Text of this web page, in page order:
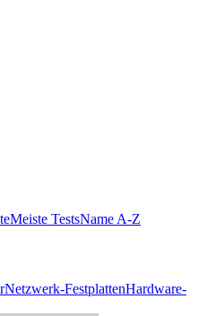
Meiste TestsName A-Z
Netzwerk-FestplattenHardware-